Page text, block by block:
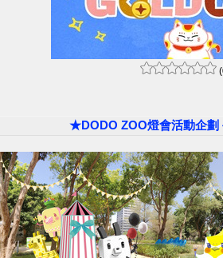
★DODO ZOO燈會活動企劃